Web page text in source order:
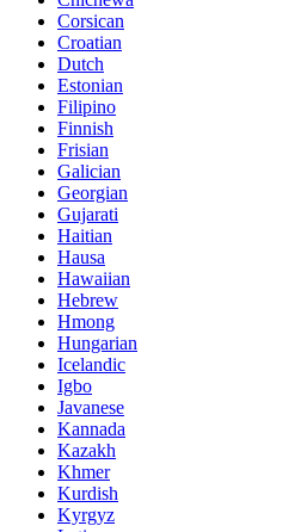
Corsican
Croatian
Dutch
Estonian
Filipino
Finnish
Frisian
Galician
Georgian
Gujarati
Haitian
Hausa
Hawaiian
Hebrew
Hmong
Hungarian
Icelandic
Igbo
Javanese
Kannada
Kazakh
Khmer
Kurdish
Kyrgyz